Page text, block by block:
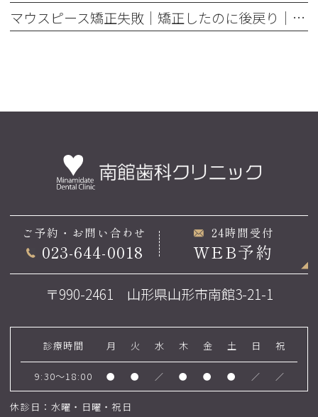
マウスピース矯正失敗｜矯正したのに後戻り｜最近よく聞くけどそれってなんで？
ご予約・お問い合わせ
023-644-0018
24時間受付
WEB予約
〒990-2461 山形県山形市南館3-21-1
診療時間 月 火 水 木 金 土 日 祝
9:30～18:00 ● ● ／ ● ● ● ／ ／
休診日：水曜・日曜・祝日